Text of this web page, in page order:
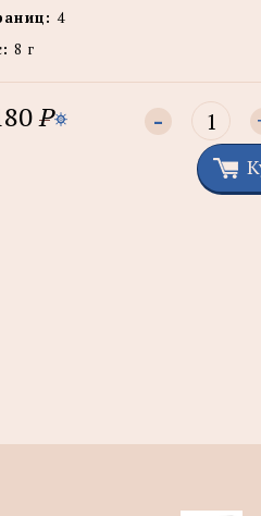
4
8 г
P -